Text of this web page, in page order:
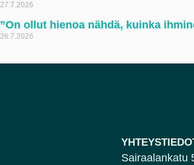
27.7.2026
”On ollut hienoa nähdä, kuinka
26.7.2026
Sairaalankatu